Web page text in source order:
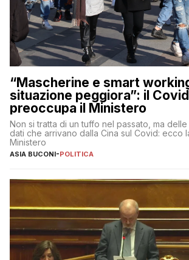
“Mascherine e smart
situazione peggiora”: il
preoccupa il Ministero
Non si tratta di un tuffo nel passato, ma
dati che arrivano dalla Cina sul Covid: ecco
Ministero
ASIA BUCONI-POLITICA